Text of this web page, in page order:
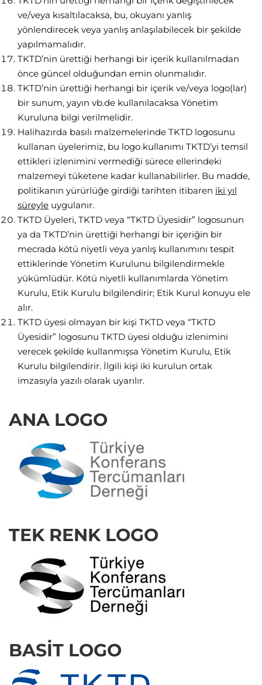
ve/veya kısaltılacaksa, bu, okuyanı yanlış
yönlendirecek veya yanlış anlaşılabilecek bir şekilde
yapılmamalıdır.
TKTD’nin ürettiği herhangi bir içerik kullanılmadan
önce güncel olduğundan emin olunmalıdır.
TKTD’nin ürettiği herhangi bir içerik ve/veya logo(lar)
bir sunum, yayın vb.de kullanılacaksa Yönetim
Kuruluna bilgi verilmelidir.
Halihazırda basılı malzemelerinde TKTD logosunu
kullanan üyelerimiz, bu logo kullanımı TKTD’yi temsil
ettikleri izlenimini vermediği sürece ellerindeki
malzemeyi tüketene kadar kullanabilirler. Bu madde,
politikanın yürürlüğe girdiği tarihten itibaren iki yıl
süreyle uygulanır.
TKTD Üyeleri, TKTD veya “TKTD Üyesidir” logosunun
ya da TKTD’nin ürettiği herhangi bir içeriğin bir
mecrada kötü niyetli veya yanlış kullanımını tespit
ettiklerinde Yönetim Kurulunu bilgilendirmekle
yükümlüdür. Kötü niyetli kullanımlarda Yönetim
Kurulu, Etik Kurulu bilgilendirir; Etik Kurul konuyu ele
alır.
TKTD üyesi olmayan bir kişi TKTD veya “TKTD
Üyesidir” logosunu TKTD üyesi olduğu izlenimini
verecek şekilde kullanmışsa Yönetim Kurulu, Etik
Kurulu bilgilendirir. İlgili kişi iki kurulun ortak
imzasıyla yazılı olarak uyarılır.
ANA LOGO
TEK RENK LOGO
BASIT LOGO